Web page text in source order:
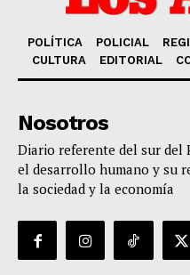
POLÍTICA POLICIAL
CULTURA
EDITORIAL
Nosotros
Diario referente del sur del
el desarrollo humano y su
la sociedad y la economía